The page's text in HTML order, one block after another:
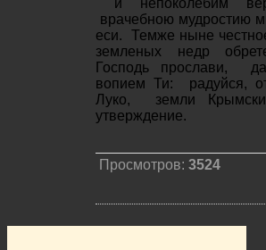
и непоколебим
врачебною мудростию
еси. Темже ныне
земленых недр
Господь прослави,
вопием Ти: радуйся,
Луко, земли
утверждение.
Просмотров:3524